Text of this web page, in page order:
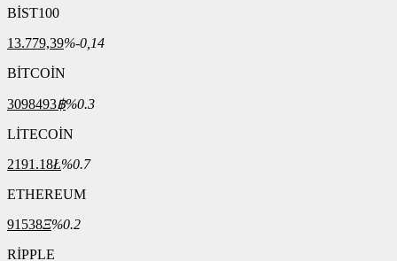
BİST100
13.779,39%-0,14
BİTCOİN
3098493฿%0.3
LİTECOİN
2191.18Ł%0.7
ETHEREUM
91538Ξ%0.2
RİPPLE